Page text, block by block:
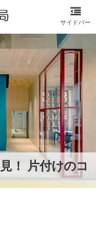
！ 片付けのコ